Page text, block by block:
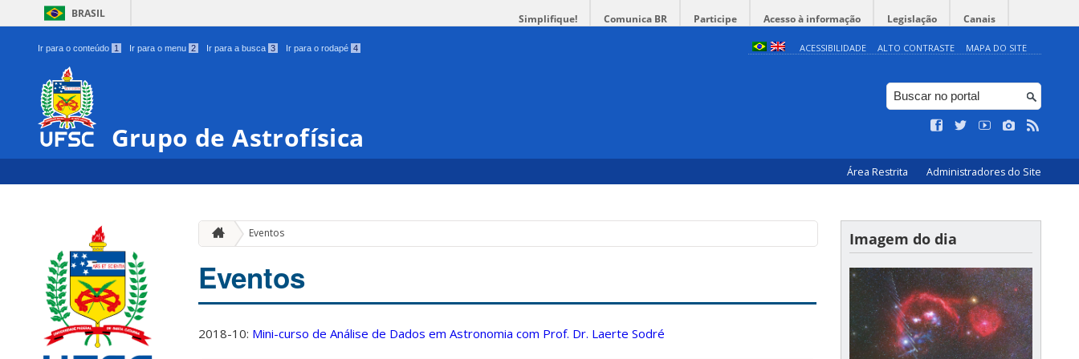
BRASIL Simplifique! Comunica BR Participe Acesso à informação Legislação Canais
Ir para o conteúdo 1 Ir para o menu 2 Ir para a busca 3 Ir para o rodapé 4 ACESSIBILIDADE ALTO CONTRASTE MAPA DO SITE
Grupo de Astrofísica
Área Restrita Administradores do Site
Eventos
Eventos
2018-10: Mini-curso de Análise de Dados em Astronomia com Prof. Dr. Laerte Sodré
Imagem do dia